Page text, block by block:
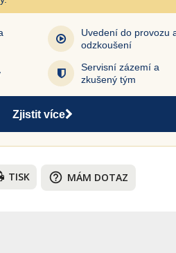
Uvedení do provozu
odzkoušení
Servisní zázemí a
zkušený tým
Zjistit více
TISK help_outline MÁM DOTAZ